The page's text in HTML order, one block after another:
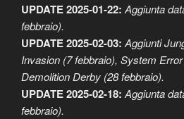
UPDATE 2025-01-22: Aggiunta
febbraio).
UPDATE 2025-02-03: Aggiunti
Invasion (7 febbraio), System
Demolition Derby (28 febbraio).
UPDATE 2025-02-18: Aggiunta
febbraio).